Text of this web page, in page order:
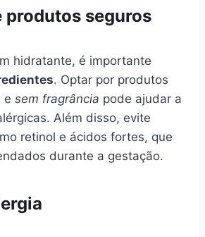
produtos seguros
hidratante, é importante
. Optar por produtos
e sem fragrância pode ajudar a
Além disso, evite
retinol e ácidos fortes, que
durante a gestação.